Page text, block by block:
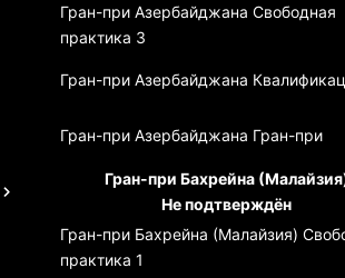
Гран-при Азербайджана Свободная
практика 3
Гран-при Азербайджана
Гран-при Азербайджана Гран-при
Гран-при Бахрейна
Не подтверждён
Гран-при Бахрейна (Малайзия)
практика 1